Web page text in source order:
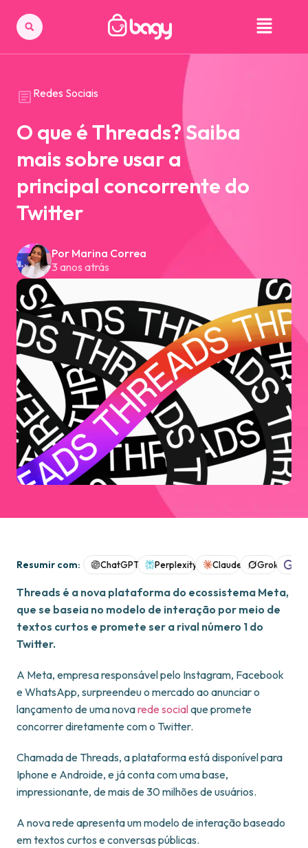
Redes Sociais
O que é Threads? Saiba
mais sobre usar a
principal concorrente do
Twitter
Por Marina Correa
3 anos atrás
Resumir com: ChatGPT Perplexity Claude Grok
Threads é a nova plataforma do ecossistema Meta,
que se baseia no modelo de interação por meio de
textos curtos e promete ser a rival número 1 do
Twitter.
A Meta, empresa responsável pelo Instagram, Facebook
e WhatsApp, surpreendeu o mercado ao anunciar o
lançamento de uma novarede socialque promete
concorrer diretamente com o Twitter.
Chamada de Threads, a plataforma está disponível para
Iphone e Androide, e já conta com uma base,
impressionante, de mais de 30 milhões de usuários.
A nova rede apresenta um modelo de interação baseado
em textos curtos e conversas públicas.